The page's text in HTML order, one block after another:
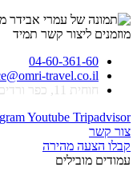
מוזמנים ליצור קשר תמיד
04-60-361-60
travel.co.il
חוחית 11, כפר ורדים 2514700
Youtube Tripadvisor
צור קשר
קבלו הצעה מהירה
עמודים מובילים